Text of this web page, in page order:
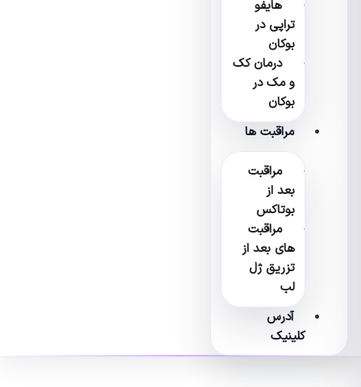
هایفو
تراپی در
بوکان
درمان کک
و مک در
بوکان
مراقبت ها
مراقبت
بعد از
بوتاکس
مراقبت
های بعد از
تزریق ژل
آدرس
کلینیک